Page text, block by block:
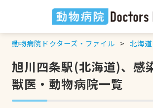
動物病院ドクターズ・ファイル 北海道
旭川四条駅(北海道)、感
獣医・動物病院一覧